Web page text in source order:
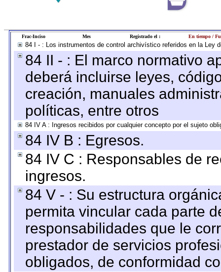
Frac-Inciso Mes Registrado el : En tiempo /
84 I - : Los instrumentos de control archivístico referidos en la Ley
84 II - : El marco normativo
deberá incluirse leyes,
creación, manuales
políticas, entre otros
84 IV A : Ingresos recibidos por cualquier concepto por el sujeto
84 IV B : Egresos.
84 IV C : Responsables de
ingresos.
84 V - : Su estructura
permita vincular cada parte
responsabilidades que le
prestador de servicios
obligados, de conformidad